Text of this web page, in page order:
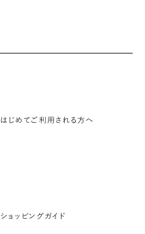
はじめてご利用される方へ
ショッピングガイド